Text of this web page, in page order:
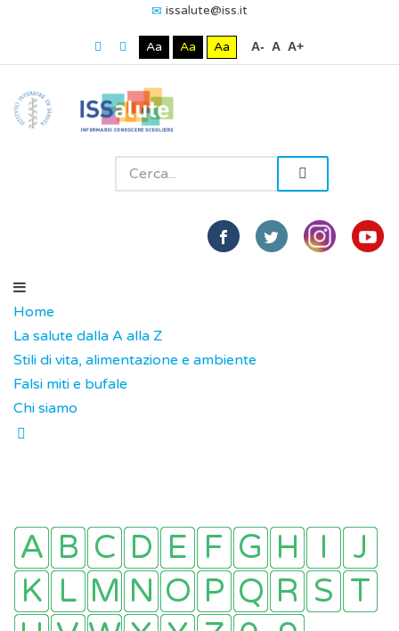
issalute@iss.it
Aa Aa Aa A- A A+
Home
La salute dalla A alla Z
Stili di vita, alimentazione e ambiente
Falsi miti e bufale
Chi siamo